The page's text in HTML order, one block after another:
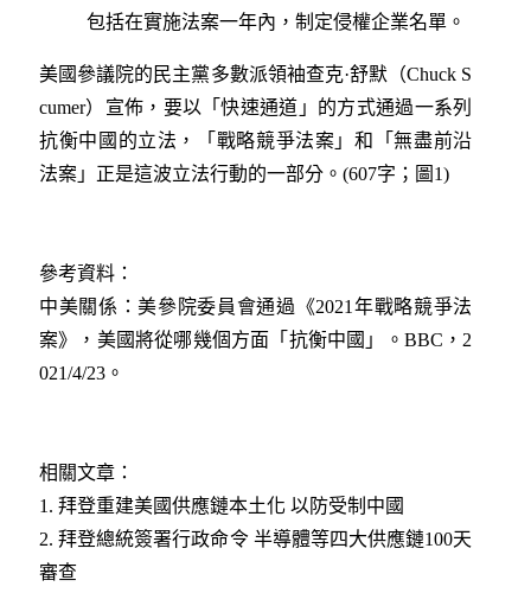
包括在實施法案一年內，制定侵權企業名單。
美國參議院的民主黨多數派領袖查克·舒默（Chuck S
cumer）宣佈，要以「快速通道」的方式通過一系列
抗衡中國的立法，「戰略競爭法案」和「無盡前沿
法案」正是這波立法行動的一部分。(607字；圖1)
參考資料：
中美關係：美參院委員會通過《2021年戰略競爭法
案》，美國將從哪幾個方面「抗衡中國」。BBC，2
021/4/23。
相關文章：
1. 拜登重建美國供應鏈本土化 以防受制中國
2.拜登總統簽署行政命令 半導體等四大供應鏈100天
審查